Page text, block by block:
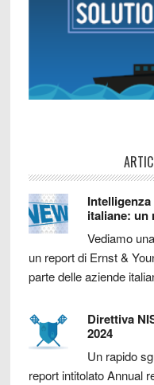
italiane: un
Vediamo
un report di Ernst &
parte delle aziende
Direttiva
2024
Un rapido
report intitolato Annual